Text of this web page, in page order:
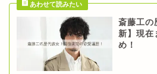
斎藤工の
新】現在
め！